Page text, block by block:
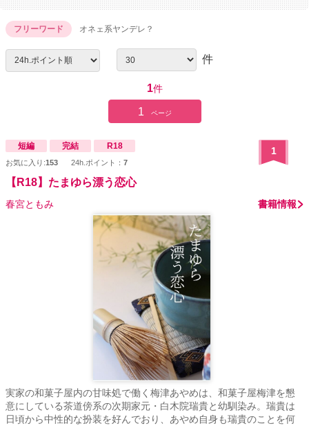
フリーワード オネェ系ヤンデレ？
件
1件
1 ページ
短編 完結 R18
お気に入り:153 24h.ポイント： 7
1
【R18】たまゆら漂う恋心
春宮ともみ 書籍情報
実家の和菓子屋内の甘味処で働く梅津あやめは、和菓子屋梅津を懇
意にしている茶道傍系の次期家元・白木院瑞貴と幼馴染み。瑞貴は
日頃から中性的な扮装を好んでおり、あやめ自身も瑞貴のことを何